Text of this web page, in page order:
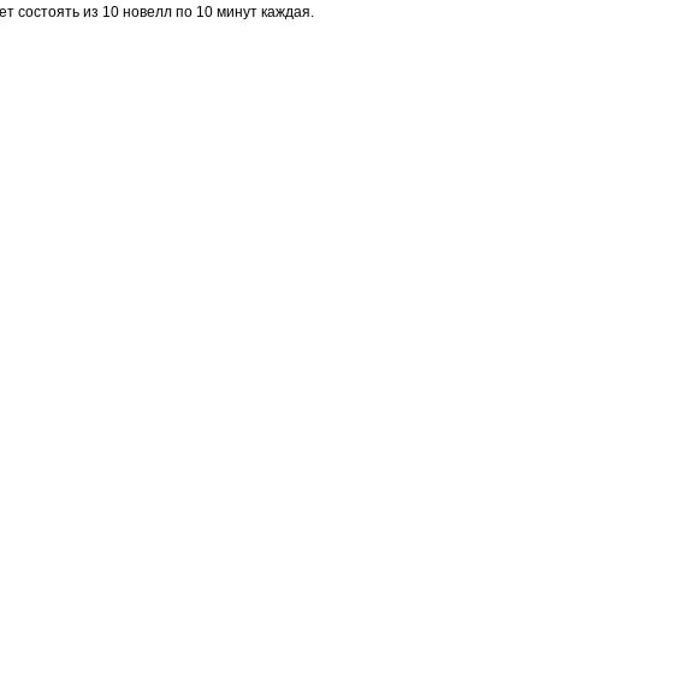
состоять из 10 новелл по 10 минут каждая.